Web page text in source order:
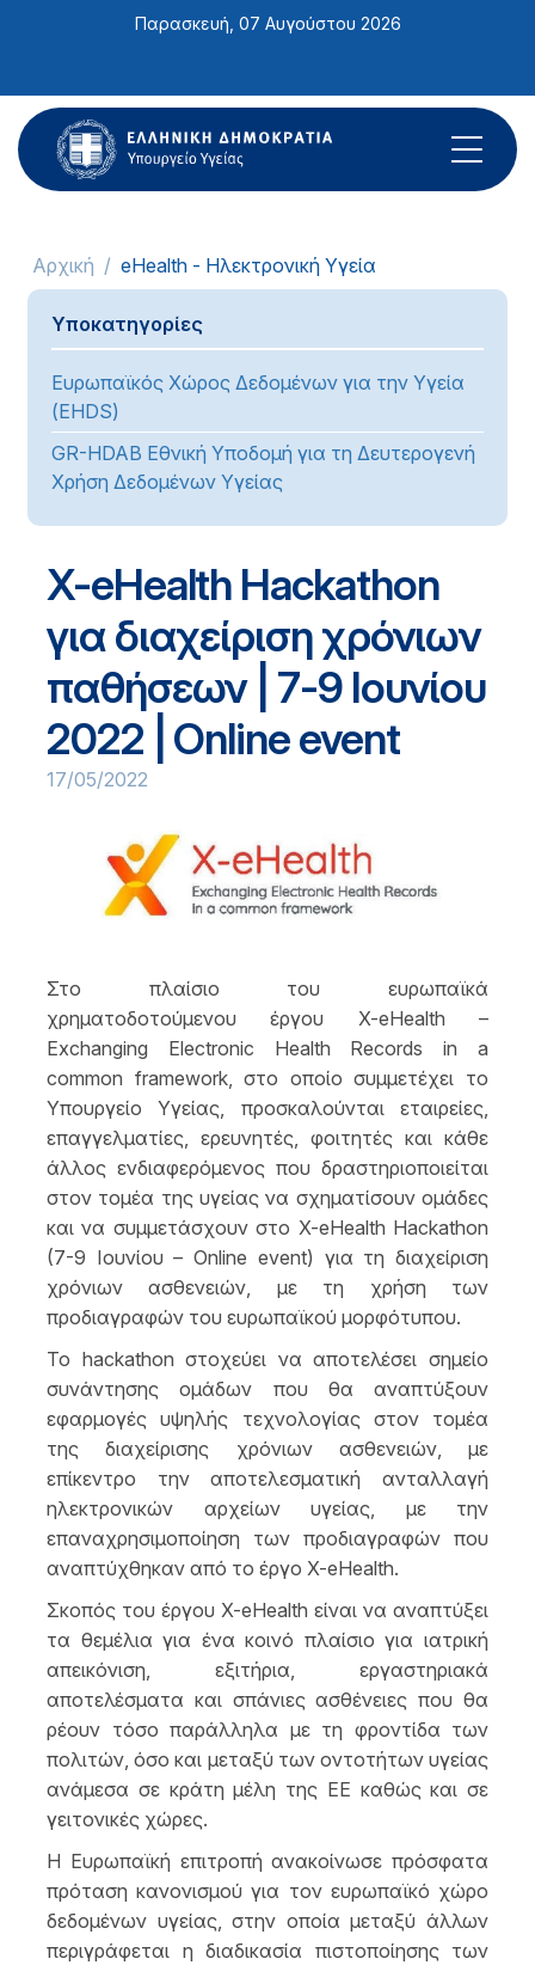
ιστότοπος
περιλαμβάνει
ένα
σύστημα
Παρασκευή, 07 Αυγούστου 2026
Αρχική eHealth - Ηλεκτρονική Υγεία
Υποκατηγορίες
Ευρωπαϊκός Χώρος Δεδομένων για την Υγεία
(EHDS)
GR-HDAB Εθνική Υποδομή για τη Δευτερογενή
Χρήση Δεδομένων Υγείας
X-eHealth Hackathon
για διαχείριση χρόνιων
παθήσεων | 7-9 Ιουνίου
2022 | Online event
17/05/2022
Στο πλαίσιο του ευρωπαϊκά
χρηματοδοτούμενου έργου X-eHealth –
Exchanging Electronic Health Records in a
common framework, στο οποίο συμμετέχει το
Υπουργείο Υγείας, προσκαλούνται εταιρείες,
επαγγελματίες, ερευνητές, φοιτητές και κάθε
άλλος ενδιαφερόμενος που δραστηριοποιείται
στον τομέα της υγείας να σχηματίσουν ομάδες
και να συμμετάσχουν στο X-eHealth Hackathon
(7-9 Ιουνίου – Online event) για τη διαχείριση
χρόνιων ασθενειών, με τη χρήση των
προδιαγραφών του ευρωπαϊκού μορφότυπου.
Το hackathon στοχεύει να αποτελέσει σημείο
συνάντησης ομάδων που θα αναπτύξουν
εφαρμογές υψηλής τεχνολογίας στον τομέα
της διαχείρισης χρόνιων ασθενειών, με
επίκεντρο την αποτελεσματική ανταλλαγή
ηλεκτρονικών αρχείων υγείας, με την
επαναχρησιμοποίηση των προδιαγραφών που
αναπτύχθηκαν από το έργο X-eHealth.
Σκοπός του έργου X-eHealth είναι να αναπτύξει
τα θεμέλια για ένα κοινό πλαίσιο για ιατρική
απεικόνιση, εξιτήρια, εργαστηριακά
αποτελέσματα και σπάνιες ασθένειες που θα
ρέουν τόσο παράλληλα με τη φροντίδα των
πολιτών, όσο και μεταξύ των οντοτήτων υγείας
ανάμεσα σε κράτη μέλη της ΕΕ καθώς και σε
γειτονικές χώρες.
Η Ευρωπαϊκή επιτροπή ανακοίνωσε πρόσφατα
πρόταση κανονισμού για τον ευρωπαϊκό χώρο
δεδομένων υγείας, στην οποία μεταξύ άλλων
περιγράφεται η διαδικασία πιστοποίησης των